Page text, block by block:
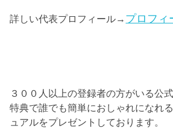
詳しい代表プロフィール→ プロフィ
３００人以上の登録者の方がいる公
特典で誰でも簡単におしゃれになれ
ュアルをプレゼントしております。